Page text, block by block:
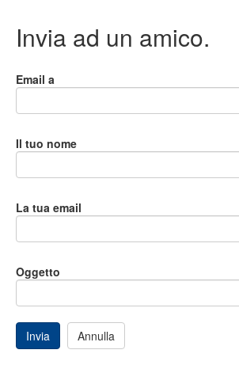
Invia ad un amico.
Email a
Il tuo nome
La tua email
Oggetto
Invia Annulla